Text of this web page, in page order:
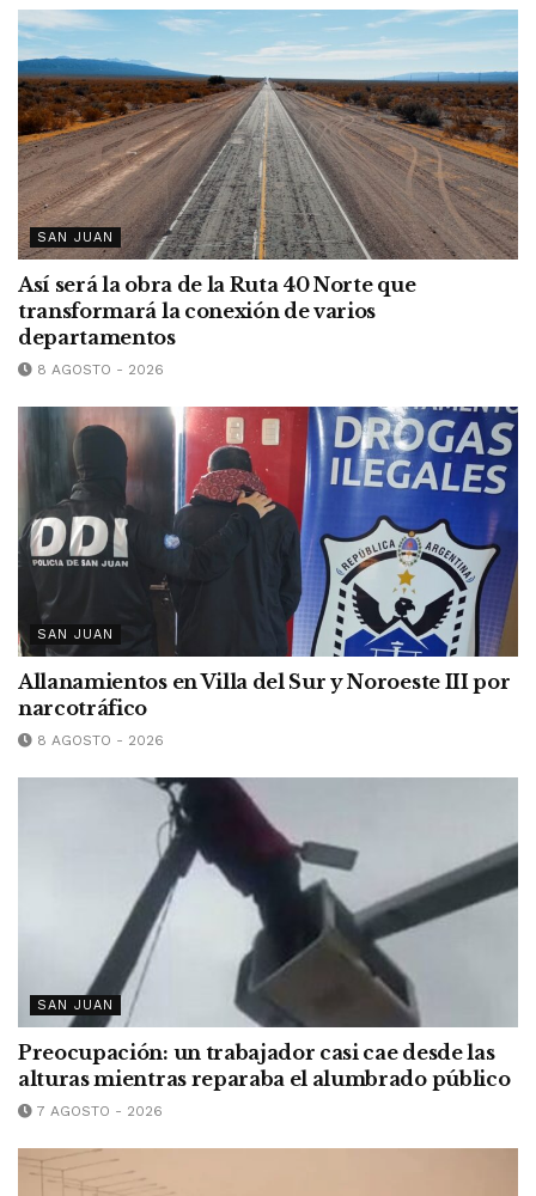
SAN JUAN
Así será la obra de la Ruta 40 Norte que
transformará la conexión de varios
departamentos
8 AGOSTO - 2026
SAN JUAN
Allanamientos en Villa del Sur y Noroeste III por
narcotráfico
8 AGOSTO - 2026
SAN JUAN
Preocupación: un trabajador casi cae desde las
alturas mientras reparaba el alumbrado público
7 AGOSTO - 2026